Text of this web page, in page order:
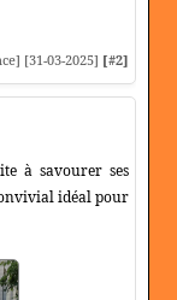
[31-03-2025] [#2]
à savourer ses
idéal pour